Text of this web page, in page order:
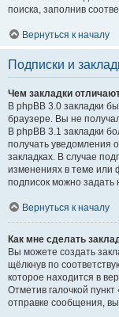
поиска, заполнив
Вернуться к началу
Подписки и
Чем закладки
В phpBB 3.0 закладки
браузере. Вы не
В phpBB 3.1 закладки
получать уведомления
закладках. В случае
изменениях в теме или
подписок можно задать
Вернуться к началу
Как мне сделать
Вы можете создать
щёлкнув по
которое находится в
Отметив галочкой
отправке сообщения,